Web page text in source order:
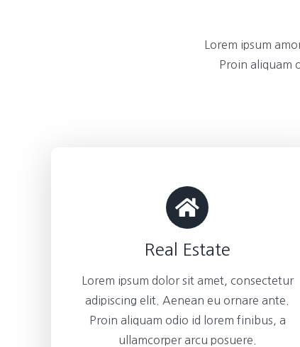
Lorem ipsum
Proin aliquam
Real Estate
Lorem ipsum dolor sit amet, consectetur
adipiscing elit. Aenean eu ornare ante.
Proin aliquam odio id lorem finibus, a
ullamcorper arcu posuere.